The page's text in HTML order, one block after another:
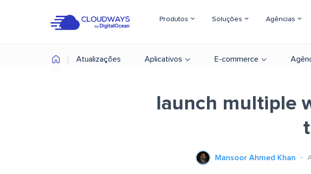
Produtos Soluções Agências
Atualizações Aplicativos E-commerce
launch multiple
Mansoor Ahmed Khan